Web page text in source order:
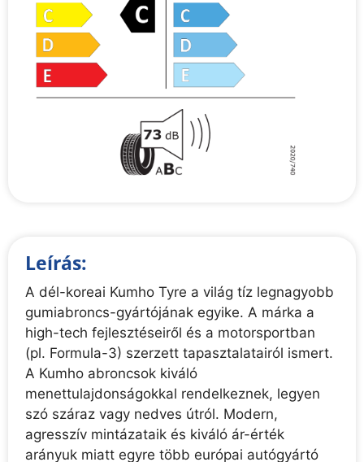
Leírás:
A dél-koreai Kumho Tyre a világ tíz legnagyobb
gumiabroncs-gyártójának egyike. A márka a
high-tech fejlesztéseiről és a motorsportban
(pl. Formula-3) szerzett tapasztalatairól ismert.
A Kumho abroncsok kiváló
menettulajdonságokkal rendelkeznek, legyen
szó száraz vagy nedves útról. Modern,
agresszív mintázataik és kiváló ár-érték
arányuk miatt egyre több európai autógyártó